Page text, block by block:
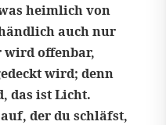
heimlich von
auch nur
wird offenbar,
wird; denn
das ist Licht.
der du schläfst,